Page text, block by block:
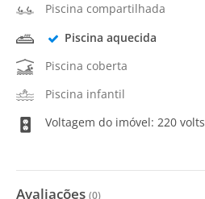
Piscina compartilhada
Piscina aquecida
Piscina coberta
Piscina infantil
Voltagem do imóvel: 220 volts
Avaliações (0)